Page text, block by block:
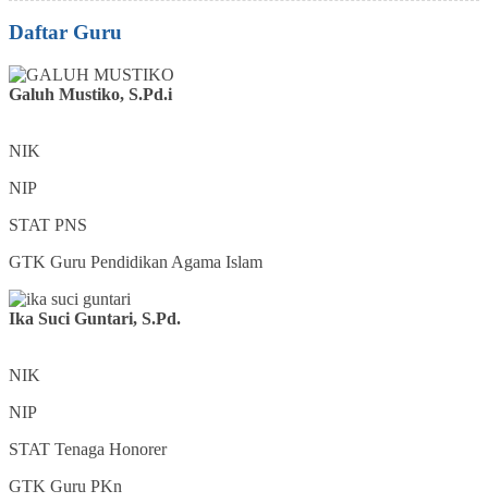
Daftar Guru
Galuh Mustiko, S.Pd.i
NIK
NIP
STAT PNS
GTK Guru Pendidikan Agama Islam
Ika Suci Guntari, S.Pd.
NIK
NIP
STAT Tenaga Honorer
GTK Guru PKn